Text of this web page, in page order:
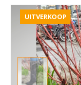
UITVERKOOP